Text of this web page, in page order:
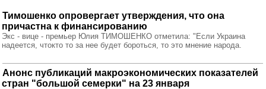
Тимошенко опровергает утверждения, что она
причастна к финансированию
Экс - вице - премьер Юлия ТИМОШЕНКО отметила: "Если Украина
надеется, чтокто то за нее будет бороться, то это мнение народа.
Анонс публикаций макроэкономических показателей
стран "большой семерки" на 23 января